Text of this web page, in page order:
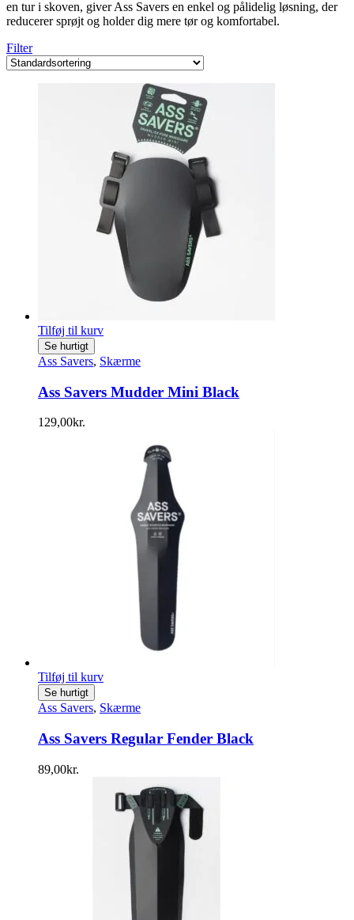
en tur i skoven, giver Ass Savers en enkel og pålidelig løsning, der
reducerer sprøjt og holder dig mere tør og komfortabel.
Filter
Tilføj til kurv
Se hurtigt
Ass Savers, Skærme
Ass Savers Mudder Mini Black
129,00kr.
Tilføj til kurv
Se hurtigt
Ass Savers, Skærme
Ass Savers Regular Fender Black
89,00kr.